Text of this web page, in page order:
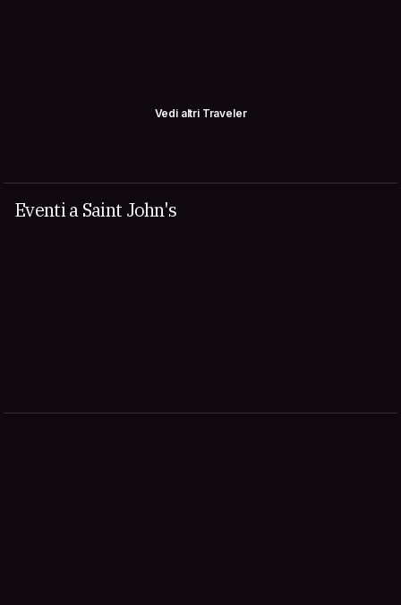
Vedi altri Traveler
Eventi a Saint John's